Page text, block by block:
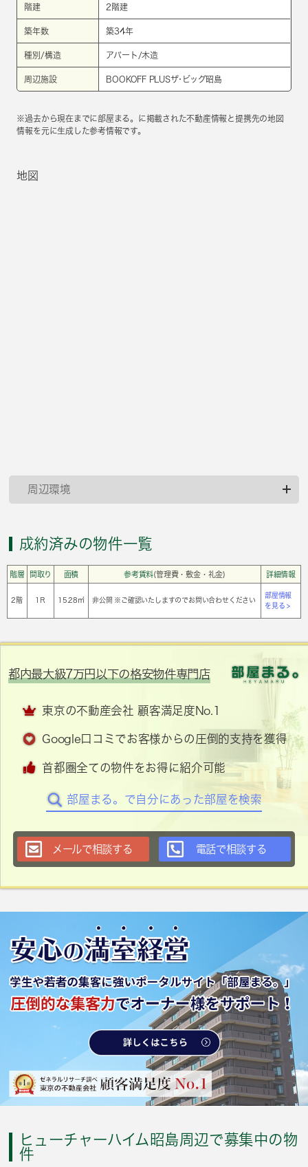
階建 2階建
築年数 築34年
種別/構造 アパート/木造
周辺施設 BOOKOFF PLUSザ･ビッグ昭島
※過去から現在までに部屋まる。に掲載された不動産情報と提携先の地図
情報を元に生成した参考情報です。
地図
周辺環境
成約済みの物件一覧
階層 間取り 面積 参考賃料(管理費・敷金・礼金) 詳細情報
2階 1Ｒ 15.28㎡ 非公開 ※ご確認いたしますのでお問い合わせください
部屋情報
を見る >
都内最大級7万円以下の格安物件専門店
東京の不動産会社 顧客満足度No.1
Google口コミでお客様からの圧倒的支持を獲得
首都圏全ての物件をお得に紹介可能
部屋まる。で自分にあった部屋を検索
メールで相談する 電話で相談する
ヒューチャーハイム昭島周辺で募集中の物
件